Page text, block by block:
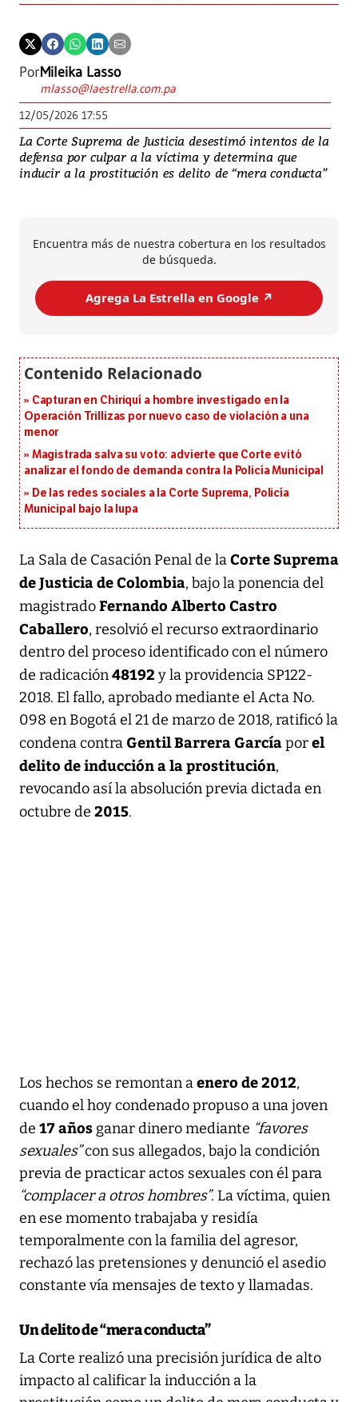
PorMileika Lasso
mlasso@laestrella.com.pa
12/05/2026 17:55
La Corte Suprema de Justicia desestimó intentos de la
defensa por culpar a la víctima y determina que
inducir a la prostitución es delito de “mera conducta”
Encuentra más de nuestra cobertura en los resultados
de búsqueda.
Agrega La Estrella en Google ↗️
Capturan en Chiriquí a hombre investigado en la
Operación Trillizas por nuevo caso de violación a una
menor
Magistrada salva su voto: advierte que Corte evitó
analizar el fondo de demanda contra la Policía Municipal
De las redes sociales a la Corte Suprema, Policía
Municipal bajo la lupa
La Sala de Casación Penal de laCorte Suprema
de Justicia de Colombia, bajo la ponencia del
magistradoFernando Alberto Castro
Caballero, resolvió el recurso extraordinario
dentro del proceso identificado con el número
de radicación48192 y la providencia SP122-
2018. El fallo, aprobado mediante el Acta No.
098 en Bogotá el 21 de marzo de 2018, ratificó la
condena contra Gentil Barrera Garcíaporel
delito de inducción a la prostitución,
revocando así la absolución previa dictada en
octubre de 2015.
Los hechos se remontan aenero de 2012,
cuando el hoy condenado propuso a una joven
de 17 años ganar dinero mediante “favores
sexuales”con sus allegados, bajo la condición
previa de practicar actos sexuales con él para
“complacer a otros hombres”. La víctima, quien
en ese momento trabajaba y residía
temporalmente con la familia del agresor,
rechazó las pretensiones y denunció el asedio
constante vía mensajes de texto y llamadas.
Un delito de “mera conducta”
La Corte realizó una precisión jurídica de alto
impacto al calificar la inducción a la